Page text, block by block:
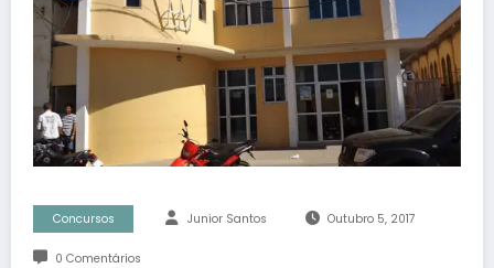
Concursos Junior Santos Outubro 5, 2017
0 Comentários